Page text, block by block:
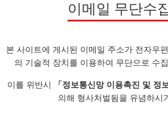
이메일 무단수
본 사이트에 게시된 이메일 주소가 전자우
의 기술적 장치를 이용하여 무단으로 수
이를 위반시 「정보통신망 이용촉진 및 정
의해 형사처벌됨을 유념하시